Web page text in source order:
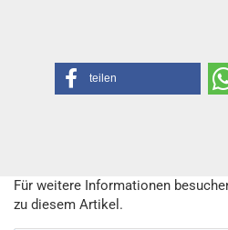
teilen
Für weitere Informationen
zu diesem Artikel.